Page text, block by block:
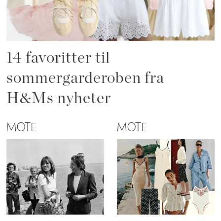
14 favoritter til
sommergarderoben fra
H&Ms nyheter
MOTE MOTE